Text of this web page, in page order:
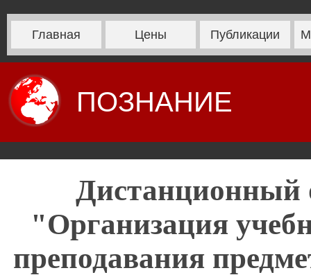
Главная Цены Публикации
ПОЗНАНИЕ
"Организация
преподавания